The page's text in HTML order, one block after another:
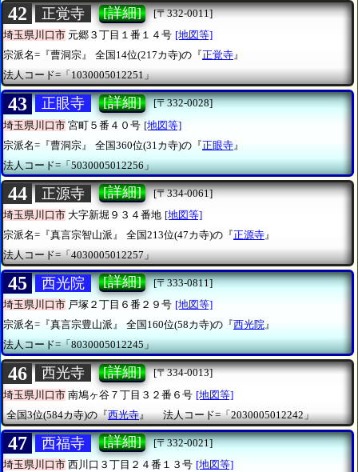
42 正覚寺 [詳細]
[〒332-0011]
埼玉県川口市 元郷３丁目１番１４号 [地図等]
宗派名=『曹洞宗』
全国14位(217カ寺)の『正覚寺』
法人コード=「1030005012251」
43 正眼寺 [詳細]
[〒332-0028]
埼玉県川口市 宮町５番４０号 [地図等]
宗派名=『曹洞宗』
全国360位(31カ寺)の『正眼寺 』
法人コード=「5030005012256」
44 正源寺 [詳細]
[〒334-0061]
埼玉県川口市 大字新堀９３４番地 [地図等]
宗派名=『真言宗智山派』
全国213位(47カ寺)の『正源寺』
法人コード=「4030005012257」
45 西光院 [詳細]
[〒333-0811]
埼玉県川口市 戸塚２丁目６番２９号 [地図等]
宗派名=『真言宗豊山派』
全国160位(58カ寺)の『西光院』
法人コード=「8030005012245」
46 西光寺 [詳細]
[〒334-0013]
埼玉県川口市 南鳩ヶ谷７丁目３２番６号 [地図等]
全国3位(584カ寺)の『西光寺』 法人コード=「2030005012242」
47 西福寺 [詳細]
[〒332-0021]
埼玉県川口市 西川口３丁目２４番１３号 [地図等]